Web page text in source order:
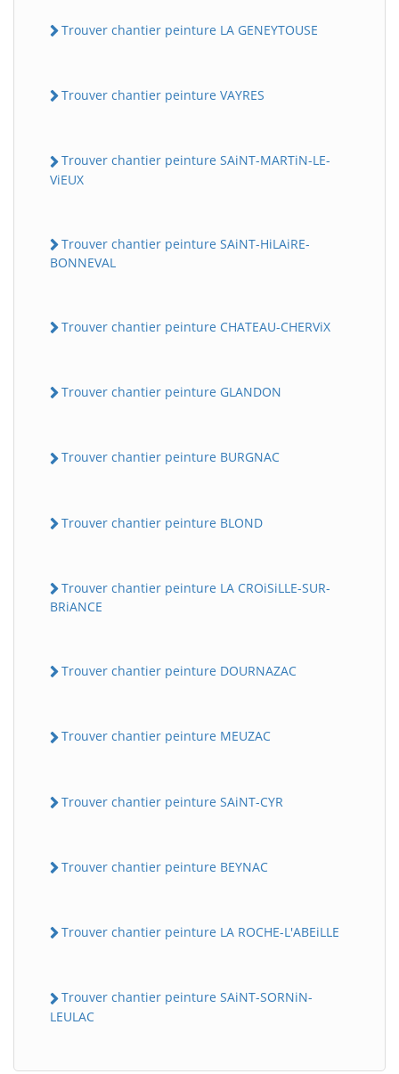
Trouver chantier peinture LA GENEYTOUSE
Trouver chantier peinture VAYRES
Trouver chantier peinture SAiNT-MARTiN-LE-
ViEUX
Trouver chantier peinture SAiNT-HiLAiRE-
BONNEVAL
Trouver chantier peinture CHATEAU-CHERViX
Trouver chantier peinture GLANDON
Trouver chantier peinture BURGNAC
Trouver chantier peinture BLOND
Trouver chantier peinture LA CROiSiLLE-SUR-
BRiANCE
Trouver chantier peinture DOURNAZAC
Trouver chantier peinture MEUZAC
Trouver chantier peinture SAiNT-CYR
Trouver chantier peinture BEYNAC
Trouver chantier peinture LA ROCHE-L'ABEiLLE
Trouver chantier peinture SAiNT-SORNiN-
LEULAC